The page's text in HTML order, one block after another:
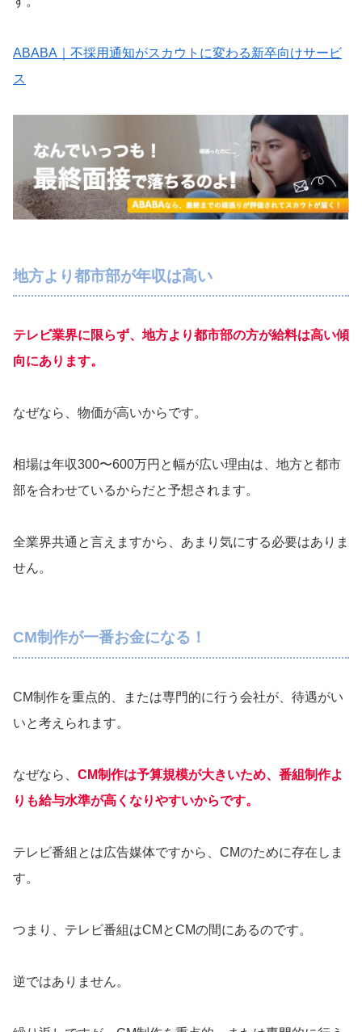
ABABA｜不採用通知がスカウトに変わる新卒向けサービ
ス
地方より都市部が年収は高い
テレビ業界に限らず、地方より都市部の方が給料は高い傾
向にあります。
なぜなら、物価が高いからです。
相場は年収300〜600万円と幅が広い理由は、地方と都市
部を合わせているからだと予想されます。
全業界共通と言えますから、あまり気にする必要はありま
せん。
CM制作が一番お金になる！
CM制作を重点的、または専門的に行う会社が、待遇がい
いと考えられます。
なぜなら、 CM制作は予算規模が大きいため、番組制作よ
りも給与水準が高くなりやすいからです。
テレビ番組とは広告媒体ですから、CMのために存在しま
す。
つまり、テレビ番組はCMとCMの間にあるのです。
逆ではありません。